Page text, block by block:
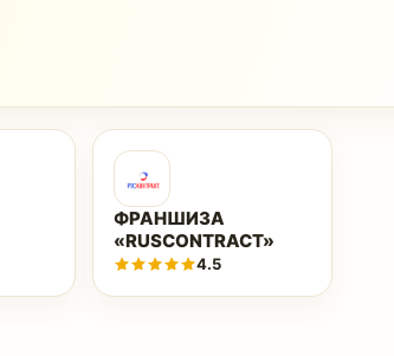
ФРАНШИЗА
«RUSCONTRACT»
4.5